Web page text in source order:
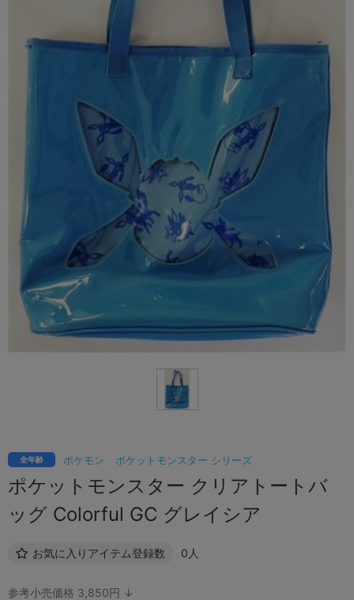
ポケモン ポケットモンスター シリーズ
全年齢
ポケットモンスター クリアトートバ
ッグ Colorful GC グレイシア
お気に入りアイテム登録数 0人
参考小売価格 3,850円 ↓